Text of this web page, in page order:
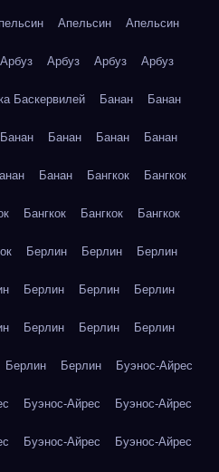
Апельсин Апельсин
Арбуз Арбуз Арбуз Арбуз
Баскервилей Банан Банан
Банан Банан Банан Банан
Банан Бангкок Бангкок
Бангкок Бангкок Бангкок
Берлин Берлин Берлин
Берлин Берлин Берлин
Берлин Берлин Берлин
Берлин Берлин Буэнос-Айрес
Буэнос-Айрес Буэнос-Айрес
Буэнос-Айрес Буэнос-Айрес